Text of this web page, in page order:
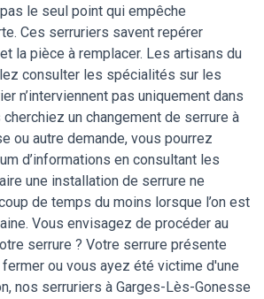
le seul point qui empêche
Ces serruriers savent repérer
la pièce à remplacer. Les artisans du
consulter les spécialités sur les
n’interviennent pas uniquement dans
cherchiez un changement de serrure à
ou autre demande, vous pourrez
d’informations en consultant les
une installation de serrure ne
de temps du moins lorsque l’on est
Vous envisagez de procéder au
serrure ? Votre serrure présente
ou vous ayez été victime d'une
nos serruriers à Garges-Lès-Gonesse